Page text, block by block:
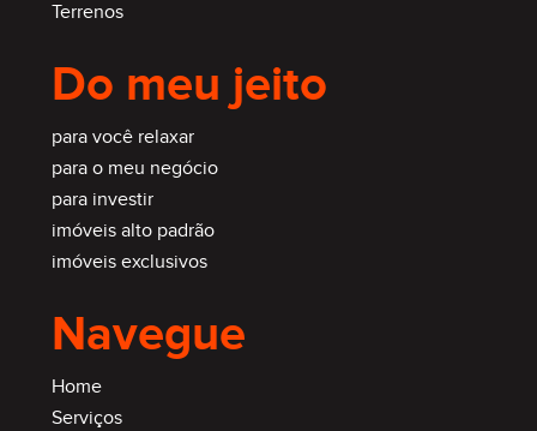
Terrenos
Do meu jeito
para você relaxar
para o meu negócio
para investir
imóveis alto padrão
imóveis exclusivos
Navegue
Home
Serviços